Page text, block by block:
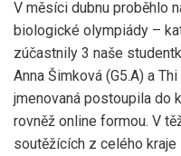
V měsíci dubnu proběhlo
biologické olympiády –
zúčastnily 3 naše
Anna Šimková (G5.A) a
jmenovaná postoupila do
rovněž online formou. V
soutěžících z celého kraje